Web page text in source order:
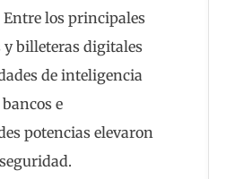
los principales
y billeteras digitales
de inteligencia
e
potencias elevaron